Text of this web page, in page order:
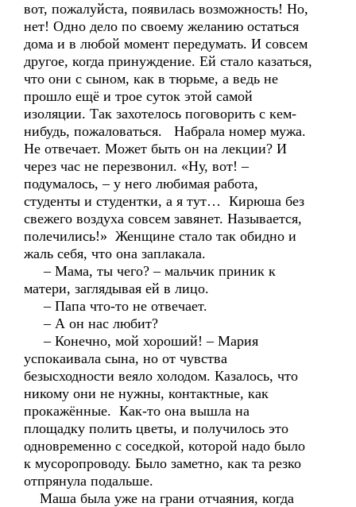
вот, пожалуйста, появилась возможность! Но,
нет! Одно дело по своему желанию остаться
дома и в любой момент передумать. И совсем
другое, когда принуждение. Ей стало казаться,
что они с сыном, как в тюрьме, а ведь не
прошло ещё и трое суток этой самой
изоляции. Так захотелось поговорить с кем-
нибудь, пожаловаться. Набрала номер мужа.
Не отвечает. Может быть он на лекции? И
через час не перезвонил. «Ну, вот! –
подумалось, – у него любимая работа,
студенты и студентки, а я тут… Кирюша без
свежего воздуха совсем завянет. Называется,
полечились!» Женщине стало так обидно и
жаль себя, что она заплакала.
– Мама, ты чего? – мальчик приник к
матери, заглядывая ей в лицо.
– Папа что-то не отвечает.
– А он нас любит?
– Конечно, мой хороший! – Мария
успокаивала сына, но от чувства
безысходности веяло холодом. Казалось, что
никому они не нужны, контактные, как
прокажённые. Как-то она вышла на
площадку полить цветы, и получилось это
одновременно с соседкой, которой надо было
к мусоропроводу. Было заметно, как та резко
отпрянула подальше.
Маша была уже на грани отчаяния, когда